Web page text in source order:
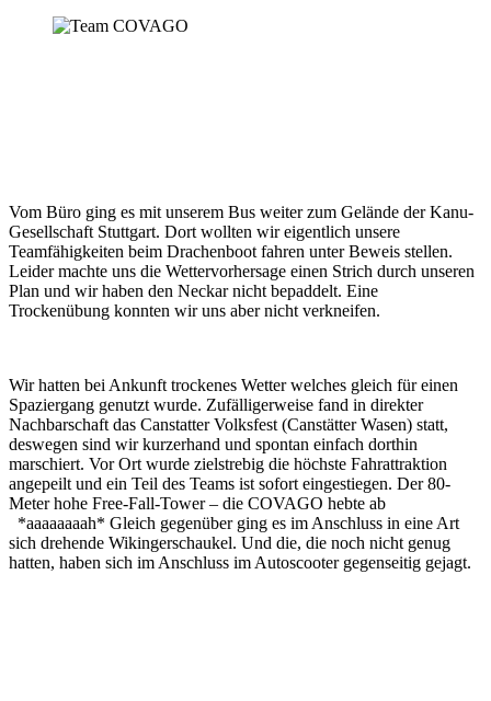
Vom Büro ging es mit unserem Bus weiter zum Gelände der Kanu-
Gesellschaft Stuttgart. Dort wollten wir eigentlich unsere
Teamfähigkeiten beim Drachenboot fahren unter Beweis stellen.
Leider machte uns die Wettervorhersage einen Strich durch unseren
Plan und wir haben den Neckar nicht bepaddelt. Eine
Trockenübung konnten wir uns aber nicht verkneifen.
Wir hatten bei Ankunft trockenes Wetter welches gleich für einen
Spaziergang genutzt wurde. Zufälligerweise fand in direkter
Nachbarschaft das Canstatter Volksfest (Canstätter Wasen) statt,
deswegen sind wir kurzerhand und spontan einfach dorthin
marschiert. Vor Ort wurde zielstrebig die höchste Fahrattraktion
angepeilt und ein Teil des Teams ist sofort eingestiegen. Der 80-
Meter hohe Free-Fall-Tower – die COVAGO hebte ab
*aaaaaaaah* Gleich gegenüber ging es im Anschluss in eine Art
sich drehende Wikingerschaukel. Und die, die noch nicht genug
hatten, haben sich im Anschluss im Autoscooter gegenseitig gejagt.